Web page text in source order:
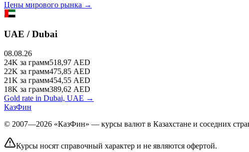
Цены мирового рынка →
UAE / Dubai
08.08.26
24K за грамм518,97 AED
22K за грамм475,85 AED
21K за грамм454,55 AED
18K за грамм389,62 AED
Gold rate in Dubai, UAE →
КазФин
© 2007—2026 «КазФин» — курсы валют в Казахстане и соседних
Курсы носят справочный характер и не являются офертой.